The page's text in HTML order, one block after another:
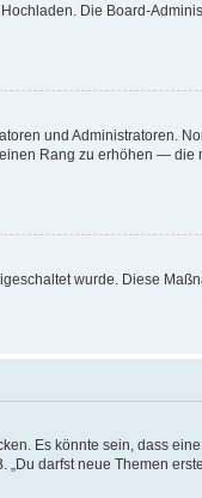
Die Board-
und Administratoren.
Rang zu erhöhen — die
wurde. Diese
Es könnte sein, dass
darfst neue Themen